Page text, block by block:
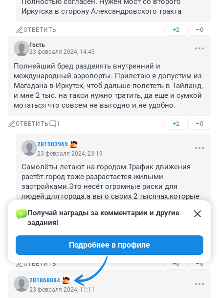
Иркутска в сторону Александровского тракта
ОТВЕТИТЬ +2 –0
Гость
23 февраля 2024, 14:43
Полнейший бред разделять внутренний и
международный аэропорты. Прилетаю я допустим из
Магадана в Иркутск, чтоб дальше полететь в Тайланд,
и мне 2 тыс. на такси нужно тратить, да еще и сумкой
мотаться что совсем не выгодно и не удобно.
ОТВЕТИТЬ 1 +2 –0
281903969
23 февраля 2024, 23:19
Самолёты летают на городом.Трафик движения
растёт.город тоже разрастается жилыми
застройками.Это несёт огромные риски для
людей.для города.а вы о своих 2 тысячах.которые
линий в международный.Почему вы не видите
дальше собственного носа?Город должен
развиваться,авиаузел должен быть удобным
совеременным и безопасным.
ОТВЕТИТЬ +0 –0
281868884
Получай награды за комментарии и другие
задания!
Подробнее в профиле
23 февраля 2024, 11:11